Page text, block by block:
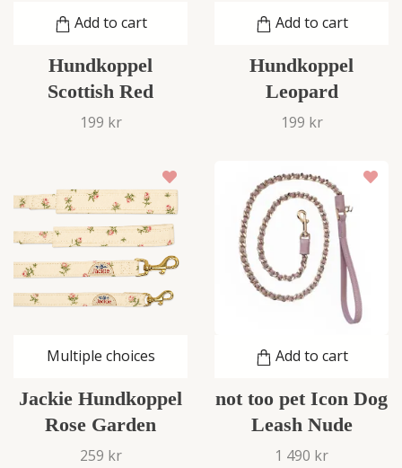
Add to cart
Hundkoppel
Scottish Red
199 kr
Add to cart
Hundkoppel
Leopard
199 kr
Multiple choices
Jackie Hundkoppel
Rose Garden
259 kr
Add to cart
not too pet Icon Dog
Leash Nude
1 490 kr